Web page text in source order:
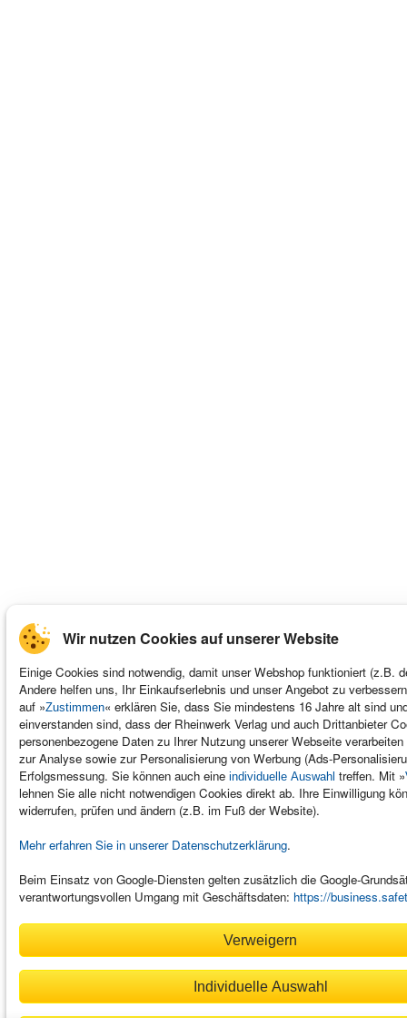
Wir nutzen Cookies auf unserer Website
Einige Cookies sind notwendig, damit unser Webshop funktioniert (z.B.
Andere helfen uns, Ihr Einkaufserlebnis und unser Angebot zu
auf »Zustimmen« erklären Sie, dass Sie mindestens 16 Jahre alt sind
einverstanden sind, dass der Rheinwerk Verlag und auch Drittanbieter
personenbezogene Daten zu Ihrer Nutzung unserer Webseite
zur Analyse sowie zur Personalisierung von Werbung (Ads-
Erfolgsmessung. Sie können auch eine individuelle Auswahl treffen. Mit »
lehnen Sie alle nicht notwendigen Cookies direkt ab. Ihre Einwilligung
widerrufen, prüfen und ändern (z.B. im Fuß der Website).
Mehr erfahren Sie in unserer Datenschutzerklärung.
Beim Einsatz von Google-Diensten gelten zusätzlich die Google-
verantwortungsvollen Umgang mit Geschäftsdaten: https://
Verweigern
Individuelle Auswahl